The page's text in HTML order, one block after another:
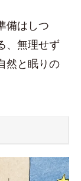
備はしつ
、無理せず
然と眠りの